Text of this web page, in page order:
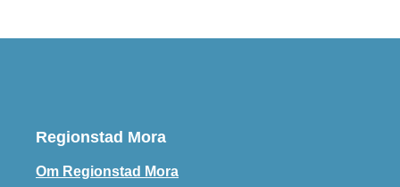
Regionstad Mora
Om Regionstad Mora